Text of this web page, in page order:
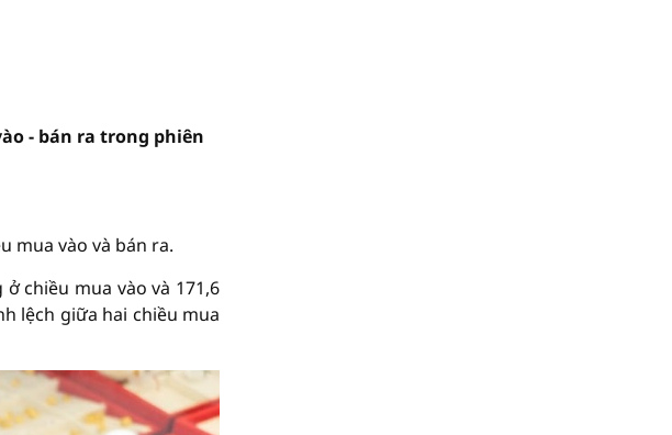
- bán ra trong phiên
mua vào và bán ra.
chiều mua vào và 171,6
lệch giữa hai chiều mua